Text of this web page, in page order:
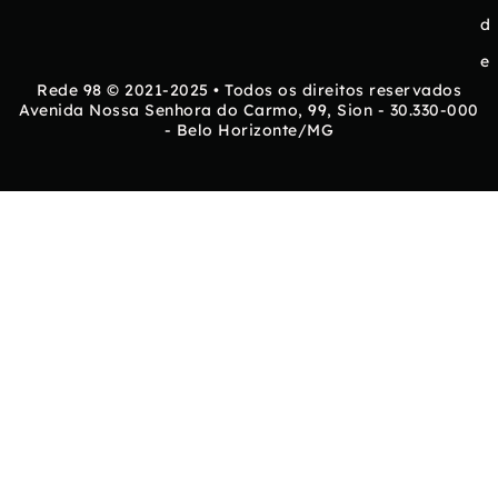
d
e
Rede 98 © 2021-2025 • Todos os direitos reservados
Avenida Nossa Senhora do Carmo, 99, Sion - 30.330-000
- Belo Horizonte/MG